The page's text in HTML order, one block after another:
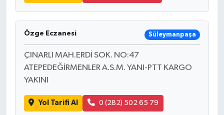
Özge Eczanesi Süleymanpaşa
ÇINARLI MAH.ERDİ SOK. NO:47
ATEPEDEĞİRMENLER A.S.M. YANI-PTT KARGO
YAKINI
Yol Tarifi Al 0 (282) 502 65 79